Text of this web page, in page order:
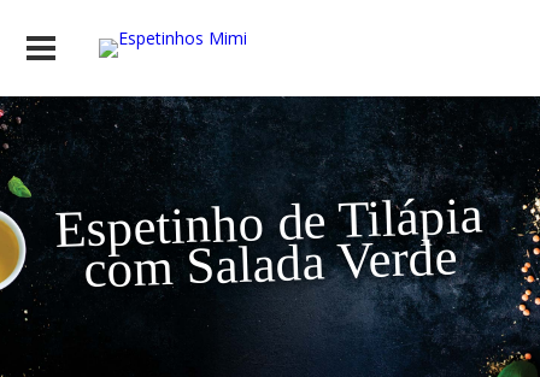
Espetinho de Tilápia
com Salada Verde